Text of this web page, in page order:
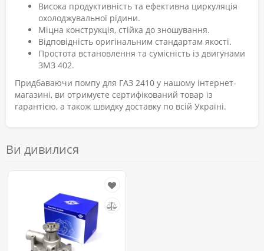
Висока продуктивність та ефективна циркуляція
охолоджувальної рідини.
Міцна конструкція, стійка до зношування.
Відповідність оригінальним стандартам якості.
Простота встановлення та сумісність із двигунами
ЗМЗ 402.
Придбаваючи помпу для ГАЗ 2410 у нашому інтернет-
магазині, ви отримуєте сертифікований товар із
гарантією, а також швидку доставку по всій Україні.
Ви дивилися